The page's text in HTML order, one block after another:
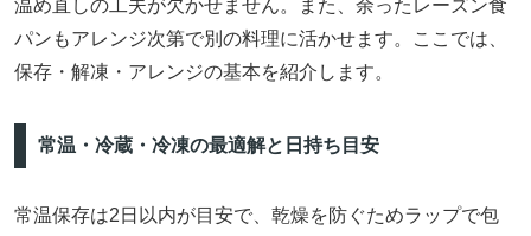
温め直しの工夫が欠かせません。また、余ったレーズン食
パンもアレンジ次第で別の料理に活かせます。ここでは、
保存・解凍・アレンジの基本を紹介します。
常温・冷蔵・冷凍の最適解と日持ち目安
常温保存は2日以内が目安で、乾燥を防ぐためラップで包